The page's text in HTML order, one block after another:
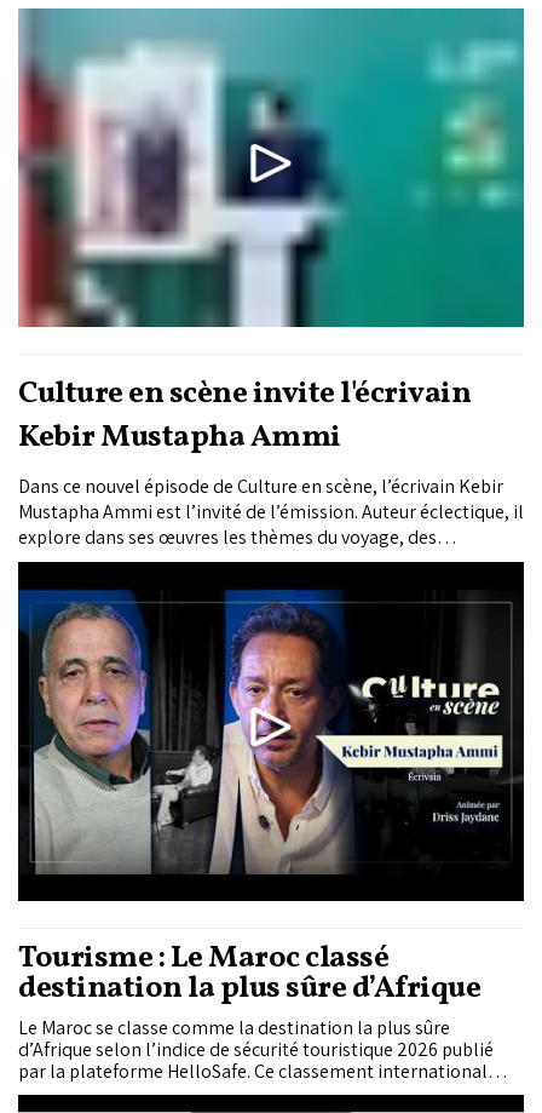
Culture en scène invite l'écrivain
Kebir Mustapha Ammi
Dans ce nouvel épisode de Culture en scène, l’écrivain Kebir
Mustapha Ammi est l’invité de l’émission. Auteur éclectique, il
explore dans ses œuvres les thèmes du voyage, des
rencontres et des récits qui se construisent à travers les
parcours humains. Son écriture, nourrie de mémoire et
d’ouverture au monde, porte un regard profondément
humaniste et une confiance constante dans la capacité de
l’homme à se raconter et à...
Tourisme : Le Maroc classé
destination la plus sûre d’Afrique
Le Maroc se classe comme la destination la plus sûre
d’Afrique selon l’indice de sécurité touristique 2026 publié
par la plateforme HelloSafe. Ce classement international
évalue la sécurité des destinations à partir de plusieurs